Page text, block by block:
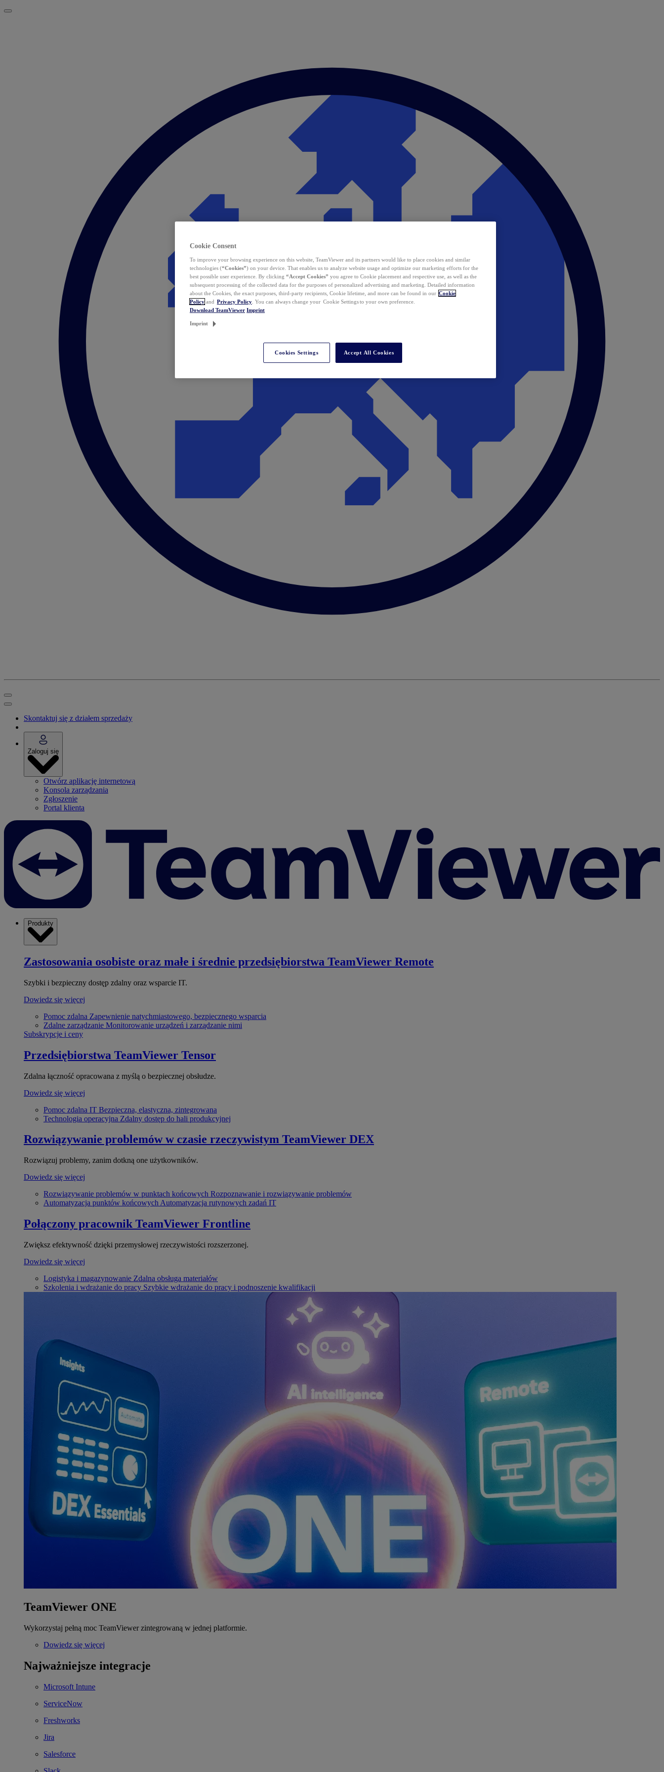
Skontaktuj się z działem sprzedaży
Zaloguj się
Otwórz aplikację internetową
Konsola zarządzania
Zgłoszenie
Portal klienta
Produkty
Zastosowania osobiste oraz małe i średnie przedsiębiorstwa TeamViewer Remote
Szybki i bezpieczny dostęp zdalny oraz wsparcie IT.
Dowiedz się więcej
Pomoc zdalna Zapewnienie natychmiastowego, bezpiecznego wsparcia
Zdalne zarządzanie Monitorowanie urządzeń i zarządzanie nimi
Subskrypcje i ceny
Przedsiębiorstwa TeamViewer Tensor
Zdalna łączność opracowana z myślą o bezpiecznej obsłudze.
Dowiedz się więcej
Pomoc zdalna IT Bezpieczna, elastyczna, zintegrowana
Technologia operacyjna Zdalny dostęp do hali produkcyjnej
Rozwiązywanie problemów w czasie rzeczywistym TeamViewer DEX
Rozwiązuj problemy, zanim dotkną one użytkowników.
Dowiedz się więcej
Rozwiązywanie problemów w punktach końcowych Rozpoznawanie i rozwiązywanie problemów
Automatyzacja punktów końcowych Automatyzacja rutynowych zadań IT
Połączony pracownik TeamViewer Frontline
Zwiększ efektywność dzięki przemysłowej rzeczywistości rozszerzonej.
Dowiedz się więcej
Logistyka i magazynowanie Zdalna obsługa materiałów
Szkolenia i wdrażanie do pracy Szybkie wdrażanie do pracy i podnoszenie kwalifikacji
TeamViewer ONE
Wykorzystaj pełną moc TeamViewer zintegrowaną w jednej platformie.
Dowiedz się więcej
Najważniejsze integracje
Microsoft Intune
ServiceNow
Freshworks
Jira
Salesforce
Cookie Consent
To improve your browsing experience on this website, TeamViewer and its partners would like to place cookies and similar
technologies (“Cookies”) on your device. That enables us to analyze website usage and optimize our marketing efforts for the
best possible user experience. By clicking “Accept Cookies” you agree to Cookie placement and respective use, as well as the
subsequent processing of the collected data for the purposes of personalized advertising and marketing. Detailed information
about the Cookies, the exact purposes, third-party recipients, Cookie lifetime, and more can be found in our Cookie
Policy and Privacy Policy . You can always change your Cookie Settings to your own preference.
Download TeamViewer Imprint
Imprint
Cookies Settings Accept All Cookies